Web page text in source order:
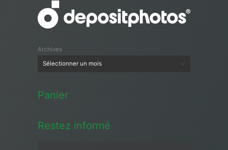
Archives
Panier
Restez informé